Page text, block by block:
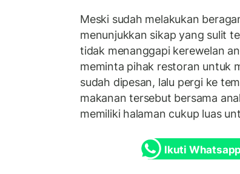
Meski sudah melakukan
menunjukkan sikap yang sulit
tidak menanggapi kerewelan
meminta pihak restoran untuk
sudah dipesan, lalu pergi ke
makanan tersebut bersama
memiliki halaman cukup luas
Ikuti